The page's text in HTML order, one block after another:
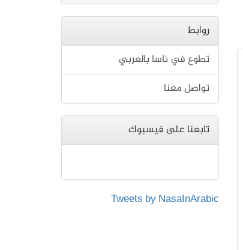
روابط
تطوع في ناسا بالعربي
تواصل معنا
تابعنا على فيسبوك
Tweets by NasaInArabic